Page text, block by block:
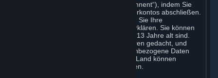
Sie werden ein Steam-Abonnent („Abonnent“), indem Sie
die Registrierung eines Steam-Benutzerkontos abschließen.
Diese Vereinbarung tritt in Kraft, sobald Sie Ihre
Zustimmung zu diesen Bedingungen erklären. Sie können
kein Abonnent werden, wenn Sie unter 13 Jahre alt sind.
Steam ist nicht für Kinder unter 13 Jahren gedacht, und
Valve erfasst nicht wissentlich personenbezogene Daten
von Kindern unter 13 Jahren. In Ihrem Land können
zusätzliche Altersbeschränkungen gelten.